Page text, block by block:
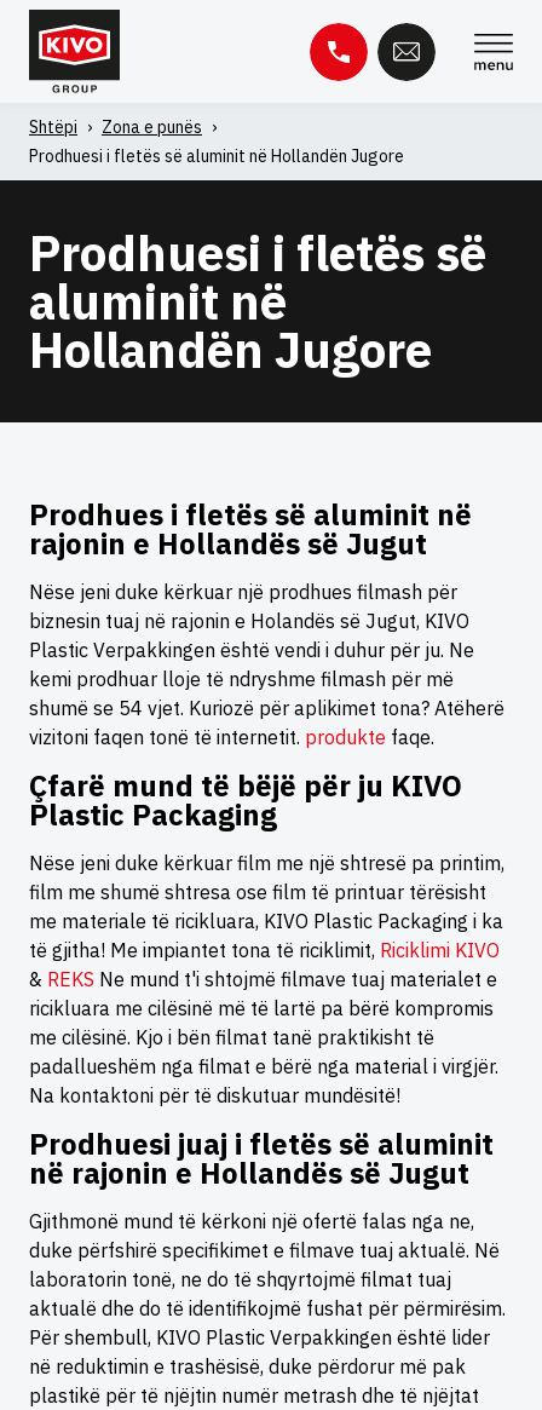
Kapërce
përmbajtja
Kërko
për:
Shtëpi › Zona e punës ›
Prodhuesi i fletës së aluminit në Hollandën Jugore
Prodhuesi i fletës së
aluminit në
Hollandën Jugore
Prodhues i fletës së aluminit në
rajonin e Hollandës së Jugut
Nëse jeni duke kërkuar një prodhues filmash për
biznesin tuaj në rajonin e Holandës së Jugut, KIVO
Plastic Verpakkingen është vendi i duhur për ju. Ne
kemi prodhuar lloje të ndryshme filmash për më
shumë se 54 vjet. Kuriozë për aplikimet tona? Atëherë
vizitoni faqen tonë të internetit. produkte faqe.
Çfarë mund të bëjë për ju KIVO
Plastic Packaging
Nëse jeni duke kërkuar film me një shtresë pa printim,
film me shumë shtresa ose film të printuar tërësisht
me materiale të ricikluara, KIVO Plastic Packaging i ka
të gjitha! Me impiantet tona të riciklimit, Riciklimi KIVO
& REKS Ne mund t'i shtojmë filmave tuaj materialet e
ricikluara me cilësinë më të lartë pa bërë kompromis
me cilësinë. Kjo i bën filmat tanë praktikisht të
padallueshëm nga filmat e bërë nga material i virgjër.
Na kontaktoni për të diskutuar mundësitë!
Prodhuesi juaj i fletës së aluminit
në rajonin e Hollandës së Jugut
Gjithmonë mund të kërkoni një ofertë falas nga ne,
duke përfshirë specifikimet e filmave tuaj aktualë. Në
laboratorin tonë, ne do të shqyrtojmë filmat tuaj
aktualë dhe do të identifikojmë fushat për përmirësim.
Për shembull, KIVO Plastic Verpakkingen është lider
në reduktimin e trashësisë, duke përdorur më pak
plastikë për të njëjtin numër metrash dhe të njëjtat